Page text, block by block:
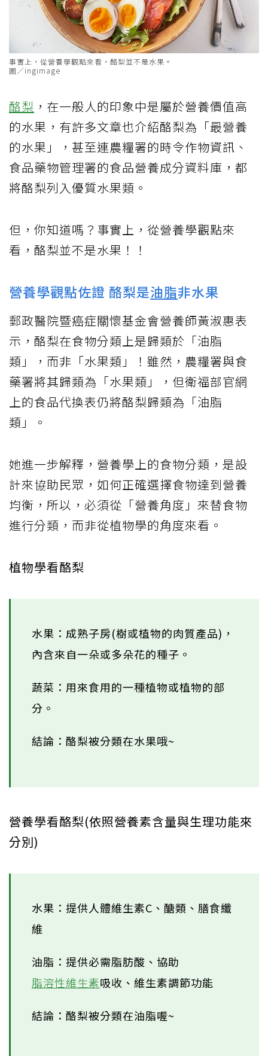
事實上，從營養學觀點來看，酪梨並不是水果。
圖／ingimage
酪梨 ，在一般人的印象中是屬於營養價值高
的水果，有許多文章也介紹酪梨為「最營養
的水果」，甚至連農糧署的時令作物資訊、
食品藥物管理署的食品營養成分資料庫，都
將酪梨列入優質水果類。
但，你知道嗎？事實上，從營養學觀點來
看，酪梨並不是水果！！
營養學觀點佐證 酪梨是油脂非水果
郵政醫院暨癌症關懷基金會營養師黃淑惠表
示，酪梨在食物分類上是歸類於「油脂
類」，而非「水果類」！雖然，農糧署與食
藥署將其歸類為「水果類」，但衛福部官網
上的食品代換表仍將酪梨歸類為「油脂
類」。
她進一步解釋，營養學上的食物分類，是設
計來協助民眾，如何正確選擇食物達到營養
均衡，所以，必須從「營養角度」來替食物
進行分類，而非從植物學的角度來看。
植物學看酪梨
水果：成熟子房(樹或植物的肉質產品)，
內含來自一朵或多朵花的種子。
蔬菜：用來食用的一種植物或植物的部
分。
結論：酪梨被分類在水果哦~
營養學看酪梨(依照營養素含量與生理功能來
分別)
水果：提供人體維生素C、醣類、膳食纖
維
油脂：提供必需脂肪酸、協助
脂溶性維生素吸收、維生素調節功能
結論：酪梨被分類在油脂喔~